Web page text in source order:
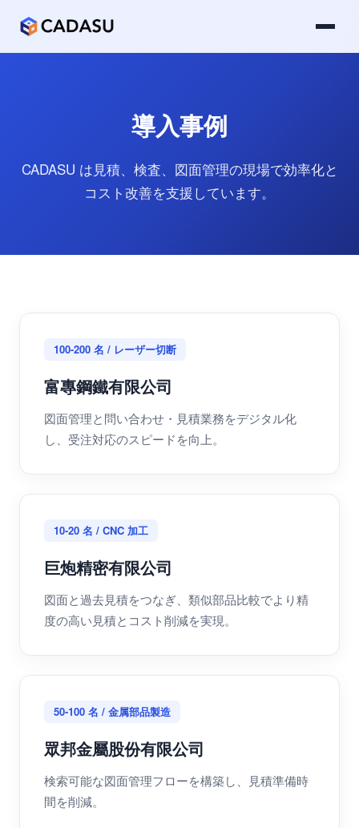
導入事例
CADASU は見積、検査、図面管理の現場で効率化と
コスト改善を支援しています。
100-200 名 / レーザー切断
富專鋼鐵有限公司
図面管理と問い合わせ・見積業務をデジタル化
し、受注対応のスピードを向上。
10-20 名 / CNC 加工
巨炮精密有限公司
図面と過去見積をつなぎ、類似部品比較でより精
度の高い見積とコスト削減を実現。
50-100 名 / 金属部品製造
眾邦金屬股份有限公司
検索可能な図面管理フローを構築し、見積準備時
間を削減。